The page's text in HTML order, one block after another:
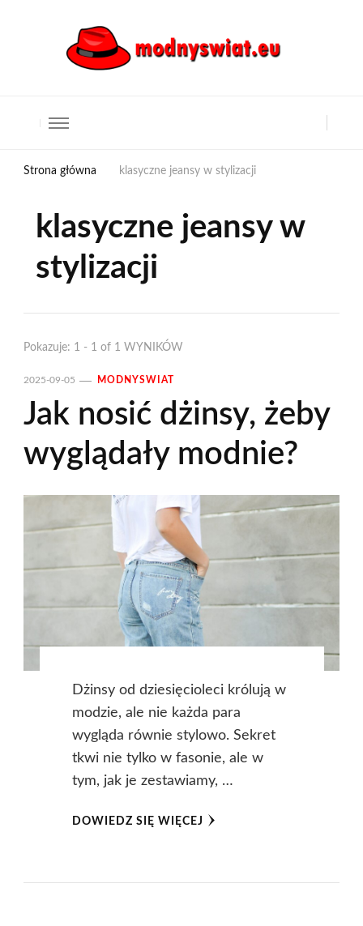
Strona główna klasyczne jeansy w stylizacji
klasyczne jeansy w
stylizacji
Pokazuje: 1 - 1 of 1 WYNIKÓW
2025-09-05 MODNYSWIAT
Jak nosić dżinsy, żeby
wyglądały modnie?
Dżinsy od dziesięcioleci królują w
modzie, ale nie każda para
wygląda równie stylowo. Sekret
tkwi nie tylko w fasonie, ale w
tym, jak je zestawiamy, …
DOWIEDZ SIĘ WIĘCEJ